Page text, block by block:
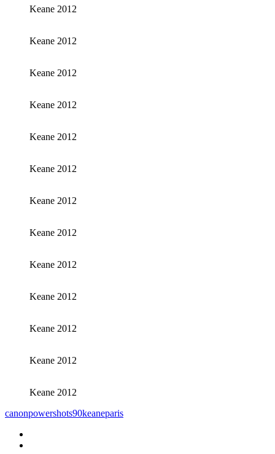
Keane 2012
Keane 2012
Keane 2012
Keane 2012
Keane 2012
Keane 2012
Keane 2012
Keane 2012
Keane 2012
Keane 2012
Keane 2012
Keane 2012
Keane 2012
canonpowershots90keaneparis